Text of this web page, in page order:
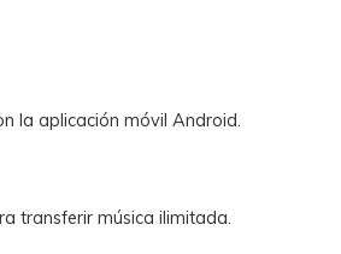
la aplicación móvil Android.
transferir música ilimitada.